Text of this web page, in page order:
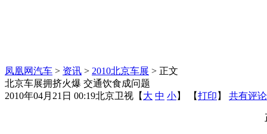
凤凰网汽车 > 资讯 > 2010北京车展 > 正文
北京车展拥挤火爆 交通饮食成问题
2010年04月21日 00:19北京卫视 【 大 中 小】 【打印 】 共有评论